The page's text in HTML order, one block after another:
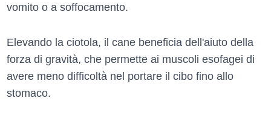
vomito o a soffocamento.
Elevando la ciotola, il cane beneficia dell'aiuto della
forza di gravità, che permette ai muscoli esofagei di
avere meno difficoltà nel portare il cibo fino allo
stomaco.